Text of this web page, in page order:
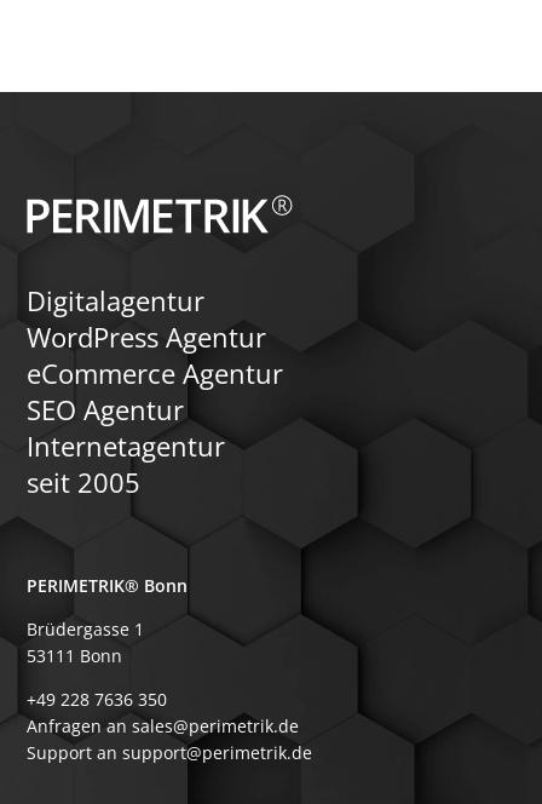
Digitalagentur
WordPress Agentur
eCommerce Agentur
SEO Agentur
Internetagentur
seit 2005
PERIMETRIK® Bonn
Brüdergasse 1
53111 Bonn
+49 228 7636 350
Anfragen an sales@perimetrik.de
Support an support@perimetrik.de